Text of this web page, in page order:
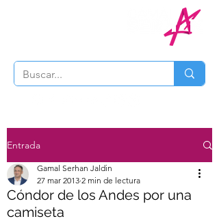
Entrada
Cóndor de los Andes por una
camiseta
Gamal Serhan Jaldin
27 mar 2013 2 min de lectura